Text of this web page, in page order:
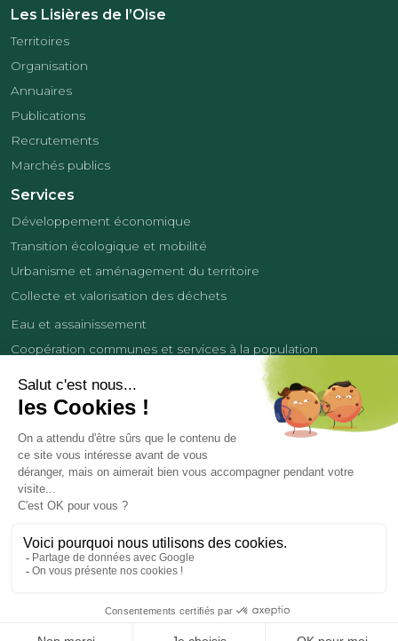
Les Lisières de l’Oise
Territoires
Organisation
Annuaires
Publications
Recrutements
Marchés publics
Services
Développement économique
Transition écologique et mobilité
Urbanisme et aménagement du territoire
Collecte et valorisation des déchets
Eau et assainissement
Coopération communes et services à la population
Développement économique
Contact Tourisme
Politique de confidentialité
Mentions légales
© COMMUNAUTÉ DE COMMUNES DES LISIÈRES DE L’OISE
Réalisation et hébergement par